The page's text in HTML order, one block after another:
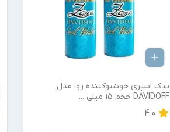
یدک اسپری خوشبوکننده زوا مدل
DAVIDOFF حجم 15 میلی
...
4.0